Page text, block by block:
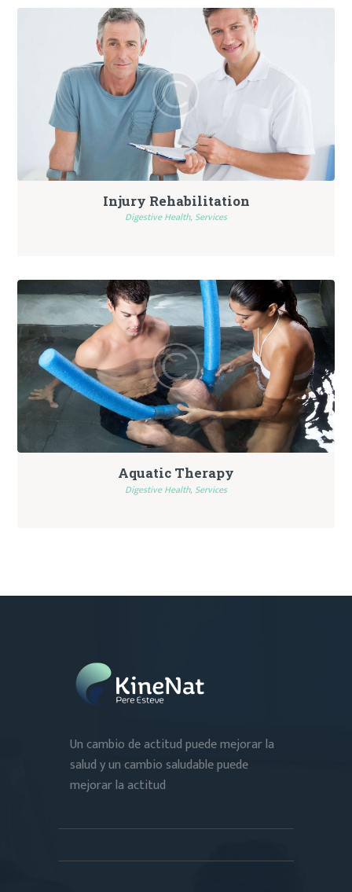
Injury Rehabilitation
Digestive Health, Services
Aquatic Therapy
Digestive Health, Services
Un cambio de actitud puede mejorar la
salud y un cambio saludable puede
mejorar la actitud